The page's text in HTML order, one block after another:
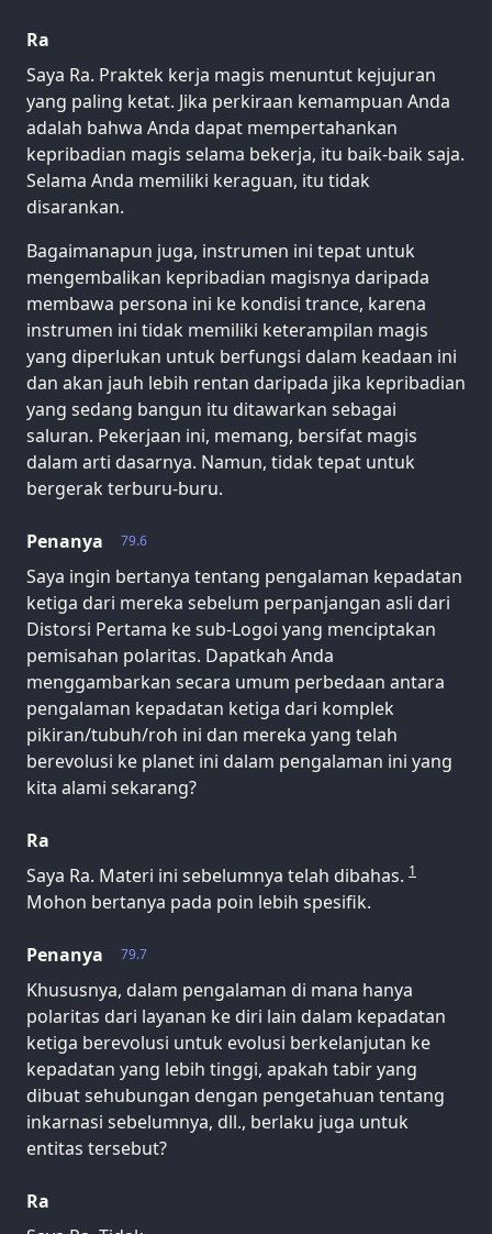
Ra
Saya Ra. Praktek kerja magis menuntut kejujuran
yang paling ketat. Jika perkiraan kemampuan Anda
adalah bahwa Anda dapat mempertahankan
kepribadian magis selama bekerja, itu baik-baik saja.
Selama Anda memiliki keraguan, itu tidak
disarankan.
Bagaimanapun juga, instrumen ini tepat untuk
mengembalikan kepribadian magisnya daripada
membawa persona ini ke kondisi trance, karena
instrumen ini tidak memiliki keterampilan magis
yang diperlukan untuk berfungsi dalam keadaan ini
dan akan jauh lebih rentan daripada jika kepribadian
yang sedang bangun itu ditawarkan sebagai
saluran. Pekerjaan ini, memang, bersifat magis
dalam arti dasarnya. Namun, tidak tepat untuk
bergerak terburu-buru.
79.6
Penanya
Saya ingin bertanya tentang pengalaman kepadatan
ketiga dari mereka sebelum perpanjangan asli dari
Distorsi Pertama ke sub-Logoi yang menciptakan
pemisahan polaritas. Dapatkah Anda
menggambarkan secara umum perbedaan antara
pengalaman kepadatan ketiga dari komplek
pikiran/tubuh/roh ini dan mereka yang telah
berevolusi ke planet ini dalam pengalaman ini yang
kita alami sekarang?
Ra
Saya Ra. Materi ini sebelumnya telah dibahas. 1
Mohon bertanya pada poin lebih spesifik.
79.7
Penanya
Khususnya, dalam pengalaman di mana hanya
polaritas dari layanan ke diri lain dalam kepadatan
ketiga berevolusi untuk evolusi berkelanjutan ke
kepadatan yang lebih tinggi, apakah tabir yang
dibuat sehubungan dengan pengetahuan tentang
inkarnasi sebelumnya, dll., berlaku juga untuk
entitas tersebut?
Ra